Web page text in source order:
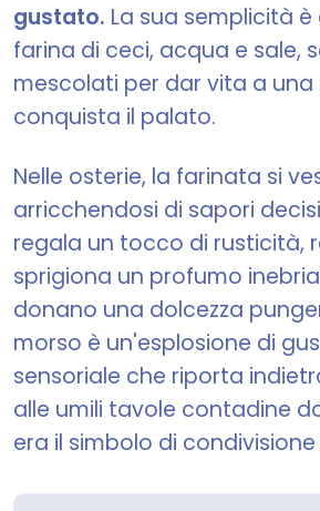
gustato. La sua semplicità
farina di ceci, acqua e sale,
mescolati per dar vita a
conquista il palato.
Nelle osterie, la farinata si
arricchendosi di sapori
regala un tocco di rusticità,
sprigiona un profumo
donano una dolcezza
morso è un'esplosione di
sensoriale che riporta
alle umili tavole contadine
era il simbolo di